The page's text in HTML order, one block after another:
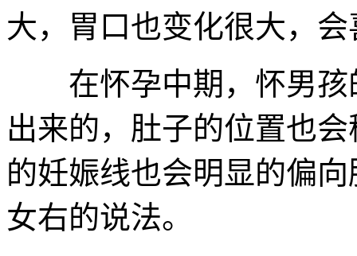
大，胃口也变化很大，
在怀孕中期，怀男孩
出来的，肚子的位置也
的妊娠线也会明显的偏
女右的说法。